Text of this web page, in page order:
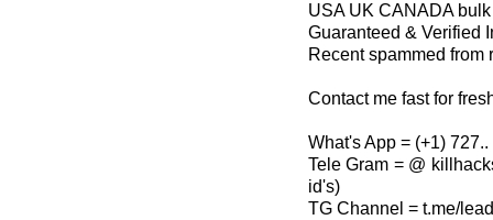
USA UK CANADA
Guaranteed & Verified
Recent spammed from
Contact me fast for
What's App = (+1)
Tele Gram = @
id's)
TG Channel = t.me/